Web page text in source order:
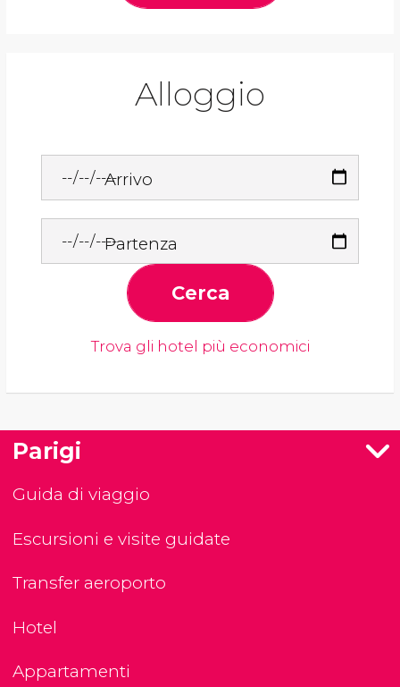
Alloggio
Arrivo
Partenza
Cerca
Trova gli hotel più economici
Parigi
Guida di viaggio
Escursioni e visite guidate
Transfer aeroporto
Hotel
Appartamenti